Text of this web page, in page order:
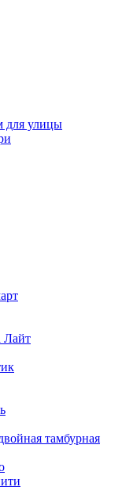
для улицы
Лайт
тамбурная